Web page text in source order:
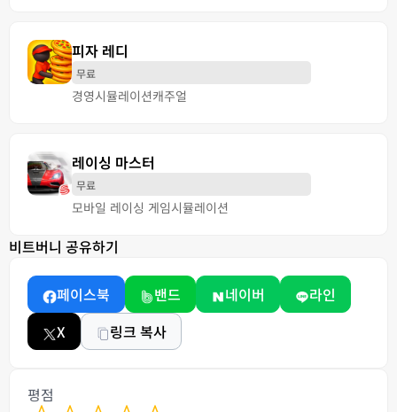
피자 레디
무료
경영시뮬레이션캐주얼
레이싱 마스터
무료
모바일 레이싱 게임시뮬레이션
비트버니 공유하기
페이스북 밴드 네이버
라인
X
링크 복사
평점